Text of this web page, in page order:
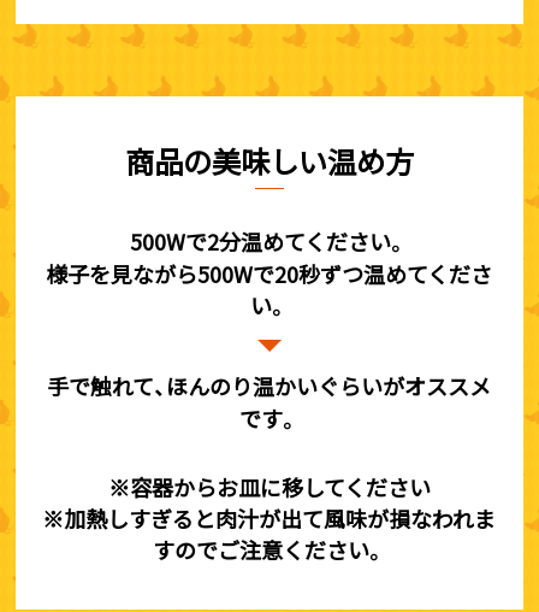
商品の美味しい温め方
500Wで2分温めてください。
様子を見ながら500Wで20秒ずつ温めてくださ
い。
手で触れて、ほんのり温かいぐらいがオススメ
です。
※容器からお皿に移してください
※加熱しすぎると肉汁が出て風味が損なわれま
すのでご注意ください。